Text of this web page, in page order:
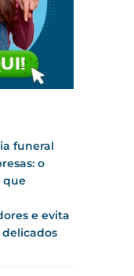
funeral
o
que
e evita